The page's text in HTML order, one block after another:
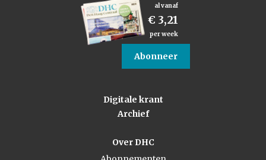
al vanaf
€ 3,21
per week
Abonneer
Digitale krant
Archief
Over DHC